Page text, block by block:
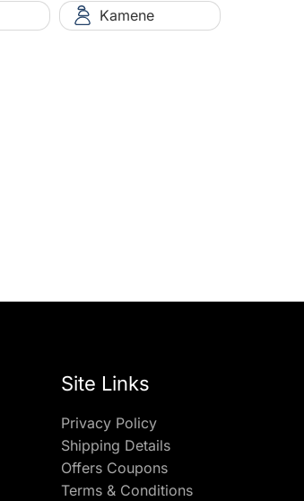
Kamene
Site Links
Privacy Policy
Shipping Details
Offers Coupons
Terms & Conditions